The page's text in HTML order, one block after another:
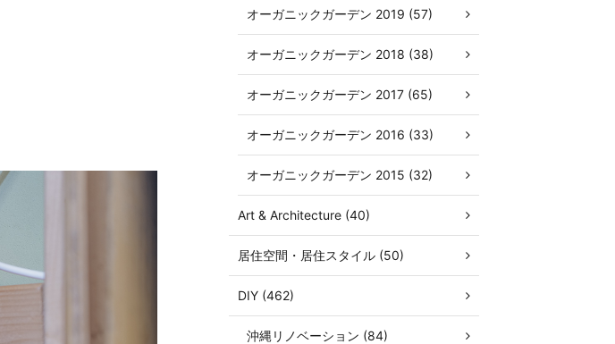
オーガニックガーデン 2019 (57)
オーガニックガーデン 2018 (38)
オーガニックガーデン 2017 (65)
オーガニックガーデン 2016 (33)
オーガニックガーデン 2015 (32)
Art & Architecture (40)
居住空間・居住スタイル (50)
DIY (462)
沖縄リノベーション (84)